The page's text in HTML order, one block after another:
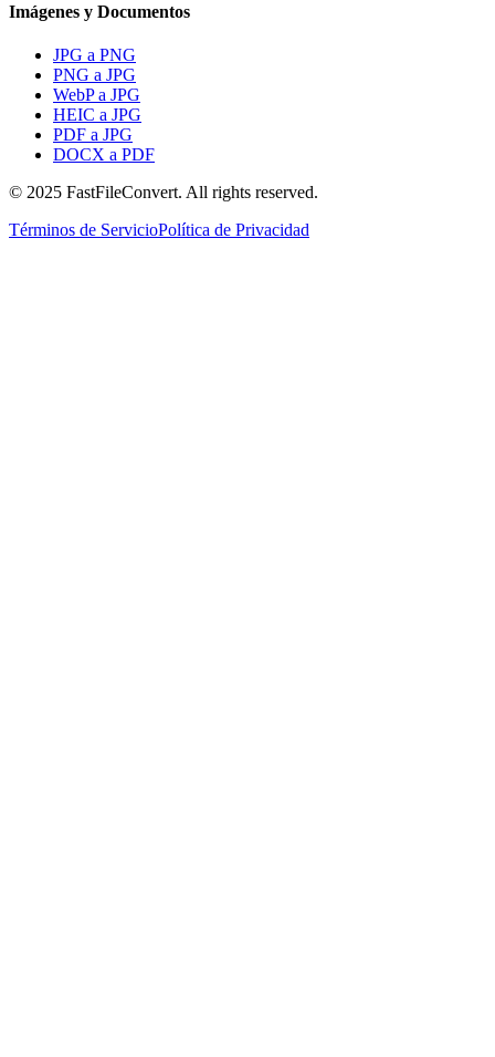
Imágenes y Documentos
JPG a PNG
PNG a JPG
WebP a JPG
HEIC a JPG
PDF a JPG
DOCX a PDF
© 2025 FastFileConvert. All rights reserved.
Términos de ServicioPolítica de Privacidad